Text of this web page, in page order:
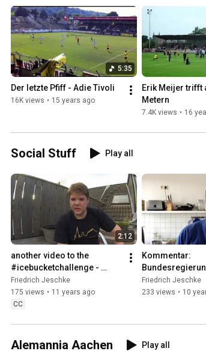
5:35
Der letzte Pfiff - Adie Tivoli
16K views • 15 years ago
Erik Meijer trifft
Metern
7.4K views • 16
Social Stuff Play all
2:12
another video to the
#icebucketchallenge -
please share if you like it!
Friedrich Jeschke
175 views • 11 years ago
CC
Kommentar:
Ermittlungen
Böhmermann
Friedrich Jeschke
233 views • 10
Alemannia Aachen Play all